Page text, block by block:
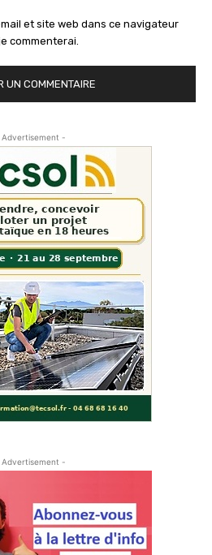
et site web dans ce navigateur
commenterai.
-
-